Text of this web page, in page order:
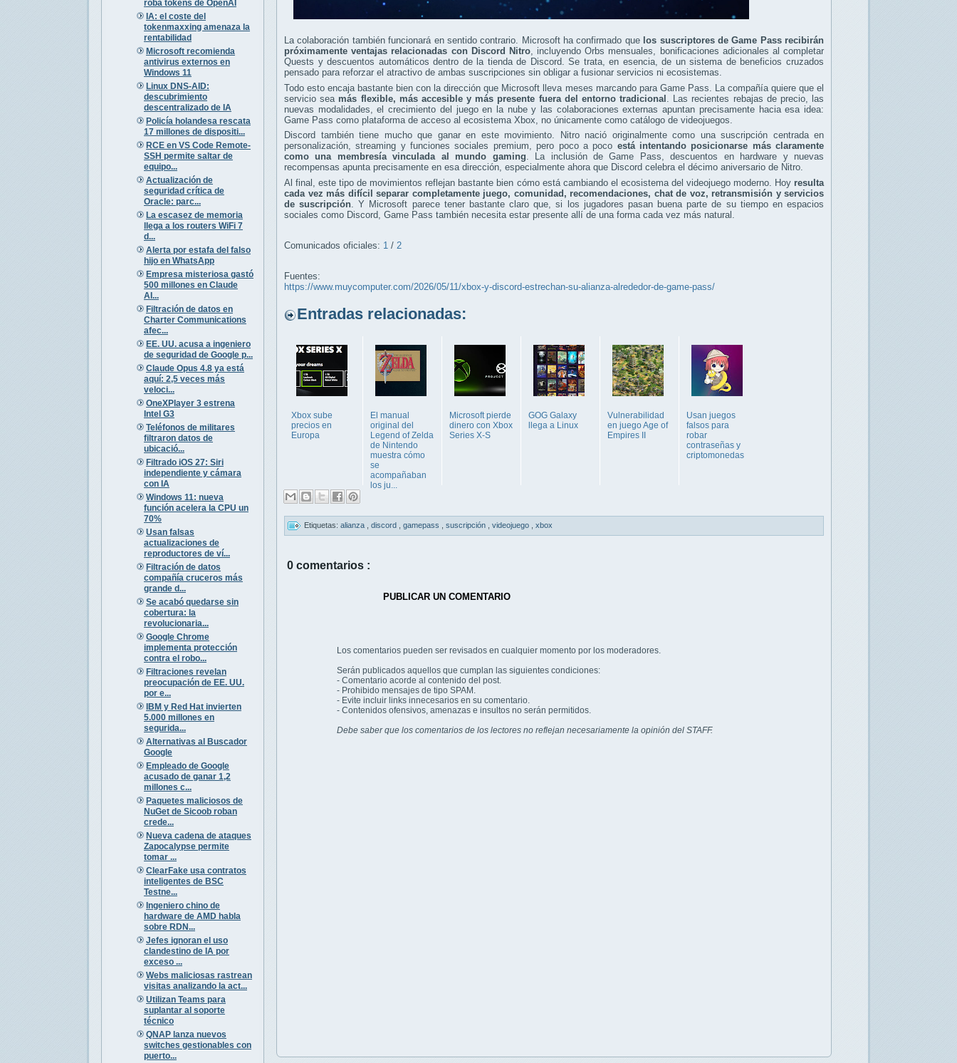
roba tokens de OpenAI
IA: el coste del
tokenmaxxing amenaza la
rentabilidad
Microsoft recomienda
antivirus externos en
Windows 11
Linux DNS-AID:
descubrimiento
descentralizado de IA
Policía holandesa rescata
17 millones de dispositi...
RCE en VS Code Remote-
SSH permite saltar de
equipo...
Actualización de
seguridad crítica de
Oracle: parc...
La escasez de memoria
llega a los routers WiFi 7
d...
Alerta por estafa del falso
hijo en WhatsApp
Empresa misteriosa gastó
500 millones en Claude
AI...
Filtración de datos en
Charter Communications
afec...
EE. UU. acusa a ingeniero
de seguridad de Google p...
Claude Opus 4.8 ya está
aquí: 2,5 veces más
veloci...
OneXPlayer 3 estrena
Intel G3
Teléfonos de militares
filtraron datos de
ubicació...
Filtrado iOS 27: Siri
independiente y cámara
con IA
Windows 11: nueva
función acelera la CPU un
70%
Usan falsas
actualizaciones de
reproductores de ví...
Filtración de datos
compañía cruceros más
grande d...
Se acabó quedarse sin
cobertura: la
revolucionaria...
Google Chrome
implementa protección
contra el robo...
Filtraciones revelan
preocupación de EE. UU.
por e...
IBM y Red Hat invierten
5.000 millones en
segurida...
Alternativas al Buscador
Google
Empleado de Google
acusado de ganar 1,2
millones c...
Paquetes maliciosos de
NuGet de Sicoob roban
crede...
Nueva cadena de ataques
Zapocalypse permite
tomar ...
ClearFake usa contratos
inteligentes de BSC
Testne...
Ingeniero chino de
hardware de AMD habla
sobre RDN...
Jefes ignoran el uso
clandestino de IA por
exceso ...
Webs maliciosas rastrean
visitas analizando la act...
Utilizan Teams para
suplantar al soporte
técnico
QNAP lanza nuevos
switches gestionables con
puerto...
La colaboración también funcionará en sentido contrario. Microsoft ha confirmado que los suscriptores de Game Pass recibirán
próximamente ventajas relacionadas con Discord Nitro, incluyendo Orbs mensuales, bonificaciones adicionales al completar
Quests y descuentos automáticos dentro de la tienda de Discord. Se trata, en esencia, de un sistema de beneficios cruzados
pensado para reforzar el atractivo de ambas suscripciones sin obligar a fusionar servicios ni ecosistemas.
Todo esto encaja bastante bien con la dirección que Microsoft lleva meses marcando para Game Pass. La compañía quiere que el
servicio sea más flexible, más accesible y más presente fuera del entorno tradicional
. Las recientes rebajas de precio, las
nuevas modalidades, el crecimiento del juego en la nube y las colaboraciones externas apuntan precisamente hacia esa idea:
Game Pass como plataforma de acceso al ecosistema Xbox, no únicamente como catálogo de videojuegos.
Discord también tiene mucho que ganar en este movimiento. Nitro nació originalmente como una suscripción centrada en
personalización, streaming y funciones sociales premium, pero poco a poco está intentando posicionarse más claramente
como una membresía vinculada al mundo gaming. La inclusión de Game Pass, descuentos en hardware y nuevas
recompensas apunta precisamente en esa dirección, especialmente ahora que Discord celebra el décimo aniversario de Nitro.
Al final, este tipo de movimientos reflejan bastante bien cómo está cambiando el ecosistema del videojuego moderno. Hoy resulta
cada vez más difícil separar completamente juego, comunidad, recomendaciones, chat de voz, retransmisión y servicios
de suscripción . Y Microsoft parece tener bastante claro que, si los jugadores pasan buena parte de su tiempo en espacios
sociales como Discord, Game Pass también necesita estar presente allí de una forma cada vez más natural.
Comunicados oficiales: 1 / 2
Fuentes:
https://www.muycomputer.com/2026/05/11/xbox-y-discord-estrechan-su-alianza-alrededor-de-game-pass/
Entradas relacionadas:
Xbox sube
precios en
Europa
El manual
original del
Legend of Zelda
de Nintendo
muestra cómo
se
acompañaban
los ju...
Microsoft pierde
dinero con Xbox
Series X-S
GOG Galaxy
llega a Linux
Vulnerabilidad
en juego Age of
Empires II
Usan juegos
falsos para
robar
contraseñas y
criptomonedas
Etiquetas: alianza discord gamepass suscripción videojuego xbox
0 comentarios :
PUBLICAR UN COMENTARIO
Los comentarios pueden ser revisados en cualquier momento por los moderadores.
Serán publicados aquellos que cumplan las siguientes condiciones:
- Comentario acorde al contenido del post.
- Prohibido mensajes de tipo SPAM.
- Evite incluir links innecesarios en su comentario.
- Contenidos ofensivos, amenazas e insultos no serán permitidos.
Debe saber que los comentarios de los lectores no reflejan necesariamente la opinión del STAFF.